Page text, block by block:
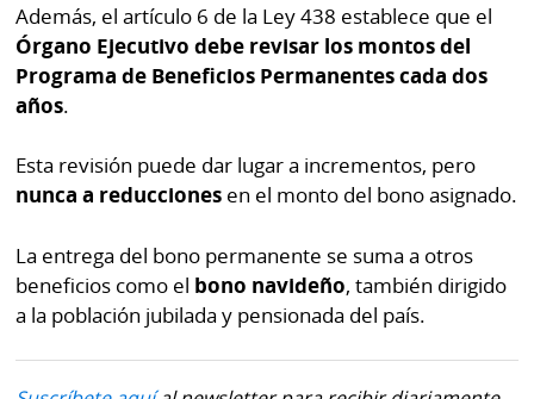
Además, el artículo 6 de la Ley 438 establece que el
Órgano Ejecutivo debe revisar los montos del
Programa de Beneficios Permanentes cada dos
años.
Esta revisión puede dar lugar a incrementos, pero
nunca a reducciones en el monto del bono asignado.
La entrega del bono permanente se suma a otros
beneficios como el bono navideño, también dirigido
a la población jubilada y pensionada del país.